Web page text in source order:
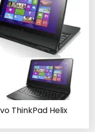
ThinkPad Helix